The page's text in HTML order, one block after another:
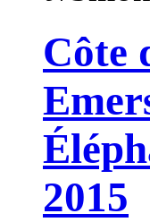
Côte
2015